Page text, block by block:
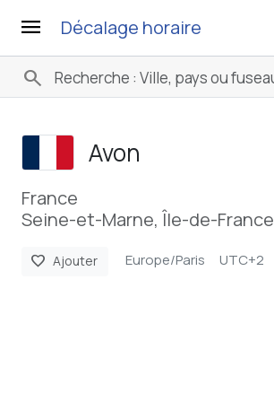
menu Décalage horaire
search
Avon
France
Seine-et-Marne, Île-de-France
favorite Ajouter Europe/Paris UTC+2